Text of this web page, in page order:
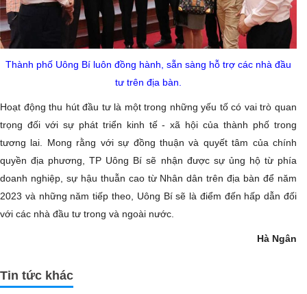
Thành phố Uông Bí luôn đồng hành, sẵn sàng hỗ trợ các nhà đầu
tư trên địa bàn.
Hoạt động thu hút đầu tư là một trong những yếu tố có vai trò quan
trọng đối với sự phát triển kinh tế - xã hội của thành phố trong
tương lai. Mong rằng với sự đồng thuận và quyết tâm của chính
quyền địa phương, TP Uông Bí sẽ nhận được sự ủng hộ từ phía
doanh nghiệp, sự hậu thuẫn cao từ Nhân dân trên địa bàn để năm
2023 và những năm tiếp theo, Uông Bí sẽ là điểm đến hấp dẫn đối
với các nhà đầu tư trong và ngoài nước.
Hà Ngân
Tin tức khác